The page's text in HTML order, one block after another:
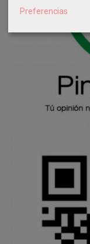
Preferencias